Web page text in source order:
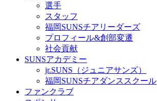
選手
スタッフ
福岡SUNSチアリーダーズ
プロフィール&創部変遷
社会貢献
SUNSアカデミー
jr.SUNS（ジュニアサンズ）
福岡SUNSチアダンススクール
ファンクラブ